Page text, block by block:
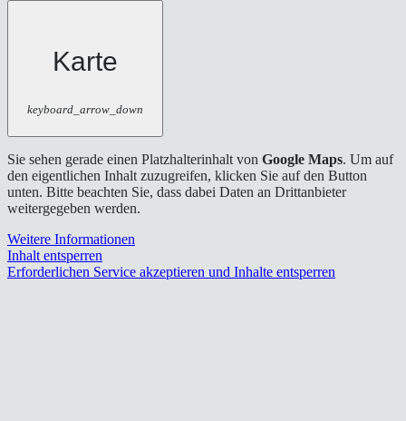
Karte
keyboard_arrow_down
Sie sehen gerade einen Platzhalterinhalt von Google Maps. Um auf
den eigentlichen Inhalt zuzugreifen, klicken Sie auf den Button
unten. Bitte beachten Sie, dass dabei Daten an Drittanbieter
weitergegeben werden.
Weitere Informationen
Inhalt entsperren
Erforderlichen Service akzeptieren und Inhalte entsperren